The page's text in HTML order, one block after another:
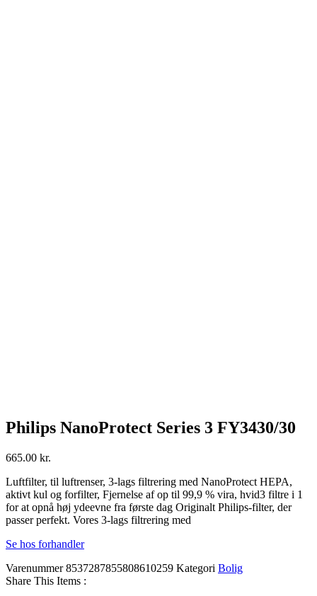
Philips NanoProtect Series 3 FY3430/30
665.00 kr.
Luftfilter, til luftrenser, 3-lags filtrering med NanoProtect HEPA,
aktivt kul og forfilter, Fjernelse af op til 99,9 % vira, hvid3 filtre i 1
for at opnå høj ydeevne fra første dag Originalt Philips-filter, der
passer perfekt. Vores 3-lags filtrering med
Se hos forhandler
Varenummer8537287855808610259 Kategori Bolig
Share This Items :